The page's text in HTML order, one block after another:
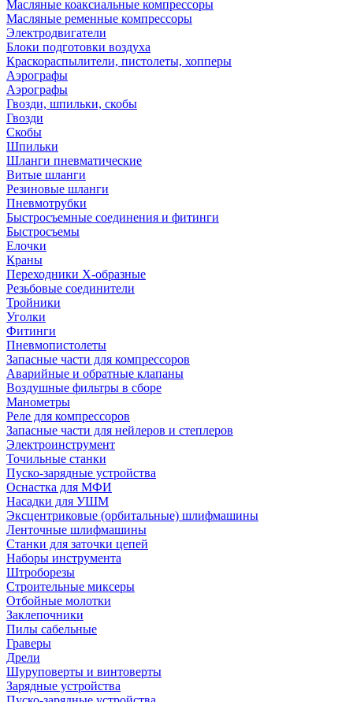
Масляные коаксиальные компрессоры
Масляные ременные компрессоры
Электродвигатели
Блоки подготовки воздуха
Краскораспылители, пистолеты, хопперы
Аэрографы
Аэрографы
Гвозди, шпильки, скобы
Гвозди
Скобы
Шпильки
Шланги пневматические
Витые шланги
Резиновые шланги
Пневмотрубки
Быстросъемные соединения и фитинги
Быстросъемы
Елочки
Краны
Переходники Х-образные
Резьбовые соединители
Тройники
Уголки
Фитинги
Пневмопистолеты
Запасные части для компрессоров
Аварийные и обратные клапаны
Воздушные фильтры в сборе
Манометры
Реле для компрессоров
Запасные части для нейлеров и степлеров
Электроинструмент
Точильные станки
Пуско-зарядные устройства
Оснастка для МФИ
Насадки для УШМ
Эксцентриковые (орбитальные) шлифмашины
Ленточные шлифмашины
Станки для заточки цепей
Наборы инструмента
Штроборезы
Строительные миксеры
Отбойные молотки
Заклепочники
Пилы сабельные
Граверы
Дрели
Шуруповерты и винтоверты
Зарядные устройства